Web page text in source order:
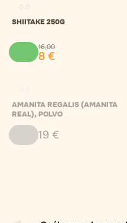
SHIITAKE 250G
16,00
8 €
AMANITA REGALIS (AMANITA
REAL), POLVO
19 €